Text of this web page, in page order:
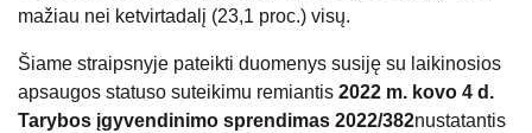
mažiau nei ketvirtadalį (23,1 proc.) visų.
Šiame straipsnyje pateikti duomenys susiję su laikinosios
apsaugos statuso suteikimu remiantis 2022 m. kovo 4 d.
Tarybos įgyvendinimo sprendimas 2022/382nustatantis